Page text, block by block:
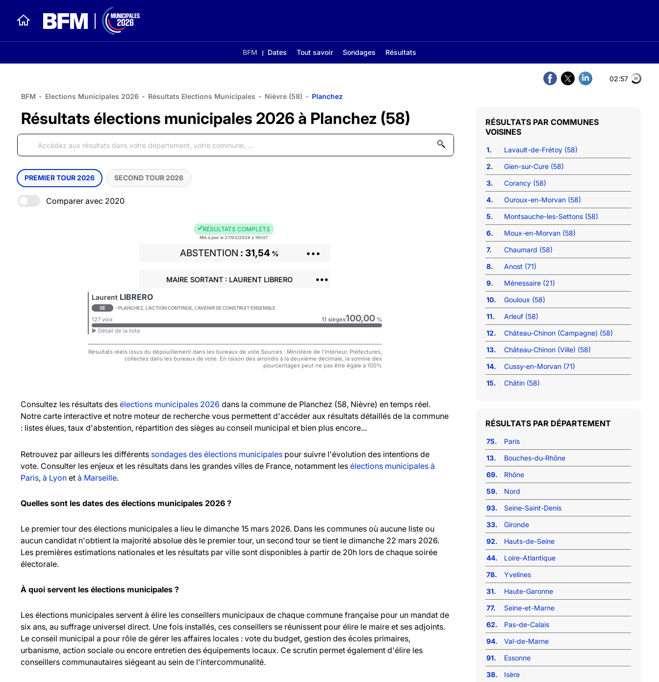
BFM Dates Tout savoir Sondages Résultats
02:56
BFM - Elections Municipales 2026 - Résultats Elections Municipales - Nièvre (58) - Planchez
Résultats élections municipales 2026 à Planchez (58)
PREMIER TOUR 2026 SECOND TOUR 2026
Comparer avec 2020
RÉSULTATS COMPLETS
Mis à jour le 27/03/2026 à 16h37
ABSTENTION 31,54 % •••
MAIRE SORTANT : LAURENT LIBRERO •••
Laurent LIBRERO
SE - PLANCHEZ, L'ACTION CONTINUE, L'AVENIR SE CONSTRUIT ENSEMBLE
127 voix 11 sièges100,00 %
► Détail de la liste
Résultats réels issus du dépouillement dans les bureaux de vote.Sources : Ministère de l'intérieur, Préfectures,
collectes dans les bureaux de vote. En raison des arrondis à la deuxième décimale, la somme des
pourcentages peut ne pas être égale à 100%
Consultez les résultats des élections municipales 2026 dans la commune de Planchez (58, Nièvre) en temps réel.
Notre carte interactive et notre moteur de recherche vous permettent d'accéder aux résultats détaillés de la commune
: listes élues, taux d'abstention, répartition des sièges au conseil municipal et bien plus encore...
Retrouvez par ailleurs les différents sondages des élections municipales pour suivre l'évolution des intentions de
vote. Consulter les enjeux et les résultats dans les grandes villes de France, notamment les élections municipales à
Paris, à Lyon et à Marseille.
Quelles sont les dates des élections municipales 2026 ?
Le premier tour des élections municipales a lieu le dimanche 15 mars 2026. Dans les communes où aucune liste ou
aucun candidat n'obtient la majorité absolue dès le premier tour, un second tour se tient le dimanche 22 mars 2026.
Les premières estimations nationales et les résultats par ville sont disponibles à partir de 20h lors de chaque soirée
électorale.
À quoi servent les élections municipales ?
Les élections municipales servent à élire les conseillers municipaux de chaque commune française pour un mandat de
six ans, au suffrage universel direct. Une fois installés, ces conseillers se réunissent pour élire le maire et ses adjoints.
Le conseil municipal a pour rôle de gérer les affaires locales : vote du budget, gestion des écoles primaires,
urbanisme, action sociale ou encore entretien des équipements locaux. Ce scrutin permet également d'élire les
conseillers communautaires siégeant au sein de l'intercommunalité.
COMMUNES
VOISINES
1.
Lavault-de-Frétoy (58)
2.
Gien-sur-Cure (58)
3.
Corancy (58)
4.
Ouroux-en-Morvan (58)
5.
Montsauche-les-Settons (58)
6.
Moux-en-Morvan (58)
7.
Chaumard (58)
8.
Anost (71)
9.
Ménessaire (21)
10.
Gouloux (58)
11.
Arleuf (58)
12.
Château-Chinon (Campagne) (58)
13.
Château-Chinon (Ville) (58)
14.
Cussy-en-Morvan (71)
15.
Châtin (58)
RÉSULTATS PAR DÉPARTEMENT
75.
Paris
13.
Bouches-du-Rhône
69.
Rhône
59.
Nord
93.
Seine-Saint-Denis
33.
Gironde
92.
Hauts-de-Seine
44.
Loire-Atlantique
78.
Yvelines
31.
Haute-Garonne
77.
Seine-et-Marne
62.
Pas-de-Calais
94.
Val-de-Marne
91.
Essonne
38.
Isère